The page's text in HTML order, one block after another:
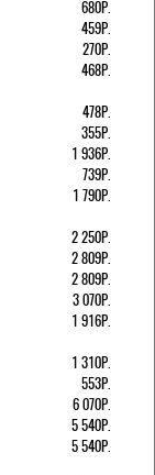
680Р.
459Р.
270Р.
468Р.
478Р.
355Р.
1 936Р.
739Р.
1 790Р.
2 250Р.
2 809Р.
2 809Р.
3 070Р.
1 916Р.
1 310Р.
553Р.
6 070Р.
5 540Р.
5 540Р.